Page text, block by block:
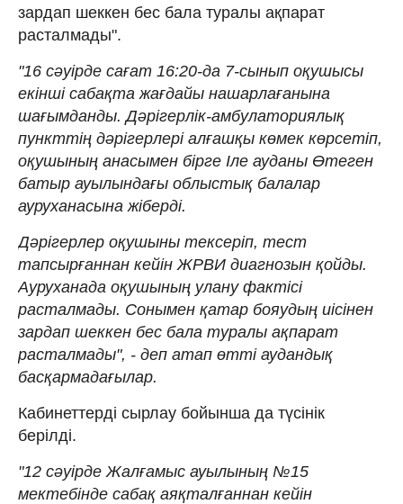
зардап шеккен бес бала туралы ақпарат
расталмады".
"16 сәуірде сағат 16:20-да 7-сынып оқушысы
екінші сабақта жағдайы нашарлағанына
шағымданды. Дәрігерлік-амбулаториялық
пункттің дәрігерлері алғашқы көмек көрсетіп,
оқушының анасымен бірге Іле ауданы Өтеген
батыр ауылындағы облыстық балалар
ауруханасына жіберді.
Дәрігерлер оқушыны тексеріп, тест
тапсырғаннан кейін ЖРВИ диагнозын қойды.
Ауруханада оқушының улану фактісі
расталмады. Сонымен қатар бояудың иісінен
зардап шеккен бес бала туралы ақпарат
расталмады", - деп атап өтті аудандық
басқармадағылар.
Кабинеттерді сырлау бойынша да түсінік
берілді.
"12 сәуірде Жалғамыс ауылының №15
мектебінде сабақ аяқталғаннан кейін